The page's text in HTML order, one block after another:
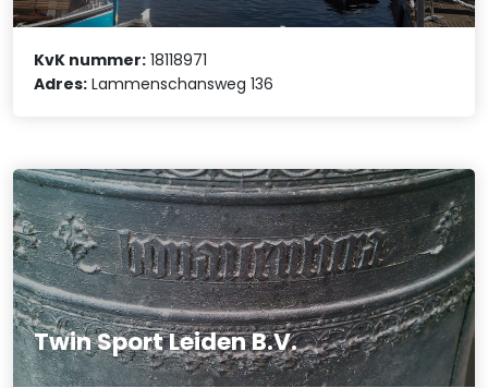
KvK nummer: 18118971
Adres: Lammenschansweg 136
Twin Sport Leiden B.V.